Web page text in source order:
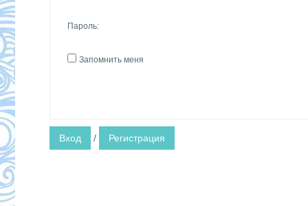
Пароль:
Запомнить меня
Вход / Регистрация